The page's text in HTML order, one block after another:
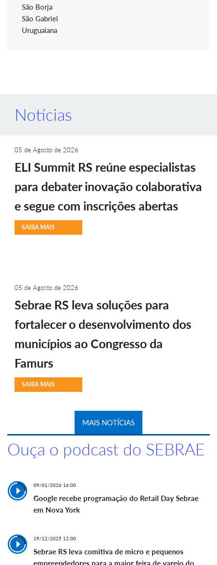
São Borja
São Gabriel
Uruguaiana
Notícias
05 de Agosto de 2026
ELI Summit RS reúne especialistas
para debater inovação colaborativa
e segue com inscrições abertas
SAIBA MAIS
05 de Agosto de 2026
Sebrae RS leva soluções para
fortalecer o desenvolvimento dos
municípios ao Congresso da
Famurs
SAIBA MAIS
MAIS NOTÍCIAS
Ouça o podcast do SEBRAE
09/01/2026 16:00
Google recebe programação do Retail Day Sebrae
em Nova York
19/12/2025 12:00
Sebrae RS leva comitiva de micro e pequenos
empreendedores para a maior feira de varejo do